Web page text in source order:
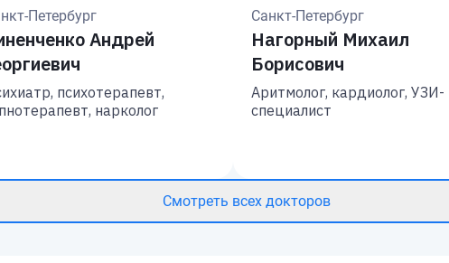
Петербург
Андрей
психотерапевт,
нарколог
Санкт-Петербург
Нагорный Михаил
Борисович
Аритмолог, кардиолог, УЗИ-
специалист
Смотреть всех докторов